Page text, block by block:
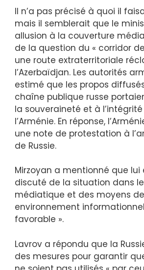
Il n’a pas précisé à quoi il
mais il semblerait que le
allusion à la couverture
de la question du « corridor
une route extraterritoriale
l’Azerbaïdjan. Les autorités
estimé que les propos
chaîne publique russe
la souveraineté et à
l’Arménie. En réponse,
une note de protestation à
de Russie.
Mirzoyan a mentionné que lui
discuté de la situation dans
médiatique et des moyens
environnement
favorable ».
Lavrov a répondu que la
des mesures pour garantir